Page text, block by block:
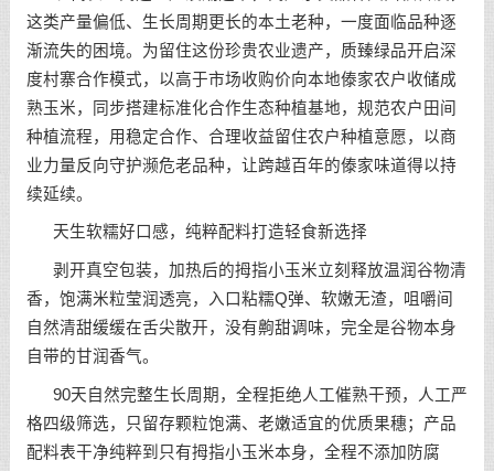
这类产量偏低、生长周期更长的本土老种，一度面临品种逐
渐流失的困境。为留住这份珍贵农业遗产，质臻绿品开启深
度村寨合作模式，以高于市场收购价向本地傣家农户收储成
熟玉米，同步搭建标准化合作生态种植基地，规范农户田间
种植流程，用稳定合作、合理收益留住农户种植意愿，以商
业力量反向守护濒危老品种，让跨越百年的傣家味道得以持
续延续。
天生软糯好口感，纯粹配料打造轻食新选择
剥开真空包装，加热后的拇指小玉米立刻释放温润谷物清
香，饱满米粒莹润透亮，入口粘糯Q弹、软嫩无渣，咀嚼间
自然清甜缓缓在舌尖散开，没有齁甜调味，完全是谷物本身
自带的甘润香气。
90天自然完整生长周期，全程拒绝人工催熟干预，人工严
格四级筛选，只留存颗粒饱满、老嫩适宜的优质果穗；产品
配料表干净纯粹到只有拇指小玉米本身，全程不添加防腐